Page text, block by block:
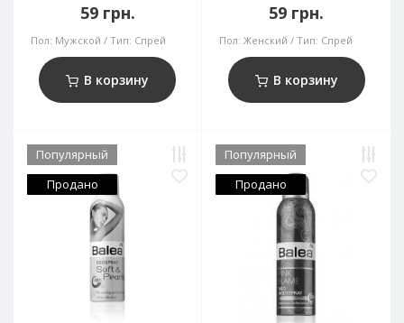
59 грн.
Пол: Мужской Тип: Спрей
В корзину
59 грн.
Пол: Женский Тип: Спрей
В корзину
Популярный
Продано
Популярный
Продано